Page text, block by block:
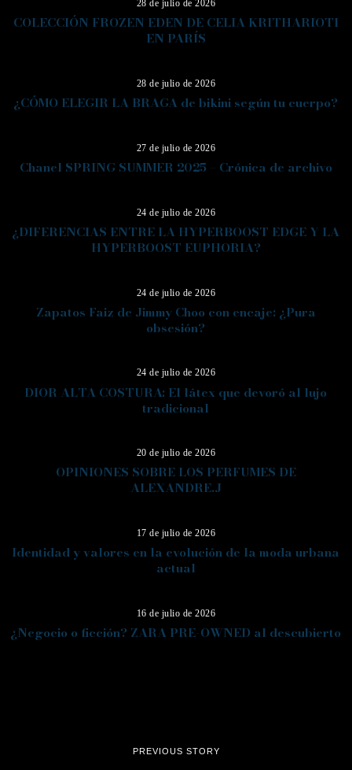
28 de julio de 2026
COLECCIÓN FROZEN EDEN DE CELIA KRITHARIOTI
EN PARÍS
28 de julio de 2026
¿CÓMO ELEGIR LA BRAGA de bikini según tu cuerpo?
08
27 de julio de 2026
Chanel SPRING SUMMER 2025 – Crónica de archivo
09
24 de julio de 2026
¿DIFERENCIAS ENTRE LA HYPERBOOST EDGE Y LA
HYPERBOOST EUPHORIA?
24 de julio de 2026
Zapatos Faiz de Jimmy Choo con encaje: ¿Pura
obsesión?
24 de julio de 2026
DIOR ALTA COSTURA: El látex que devoró al lujo
tradicional
20 de julio de 2026
OPINIONES SOBRE LOS PERFUMES DE
ALEXANDRE.J
17 de julio de 2026
Identidad y valores en la evolución de la moda urbana
actual
16 de julio de 2026
¿Negocio o ficción? ZARA PRE-OWNED al descubierto
PREVIOUS STORY